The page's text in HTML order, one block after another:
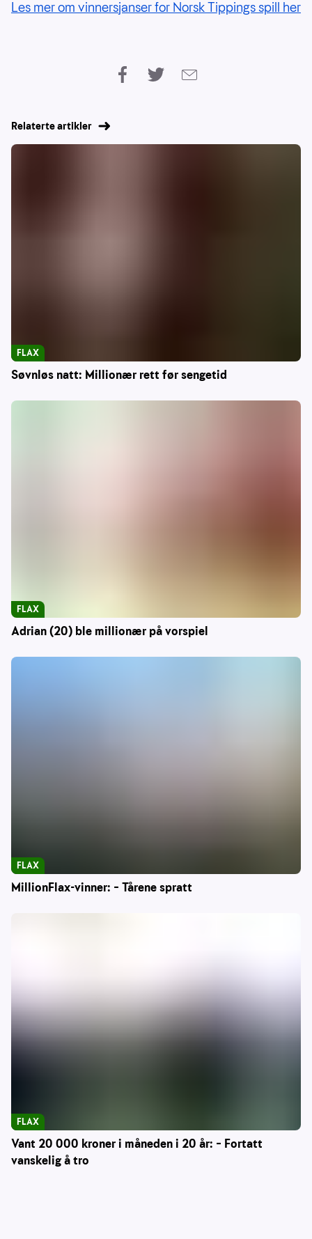
Les mer om vinnersjanser for Norsk Tippings spill her
Relaterte artikler
Søvnløs natt: Millionær rett før sengetid
FLAX
Adrian (20) ble millionær på vorspiel
FLAX
MillionFlax-vinner: – Tårene spratt
FLAX
Vant 20 000 kroner i måneden i 20 år: – Fortatt
vanskelig å tro
FLAX